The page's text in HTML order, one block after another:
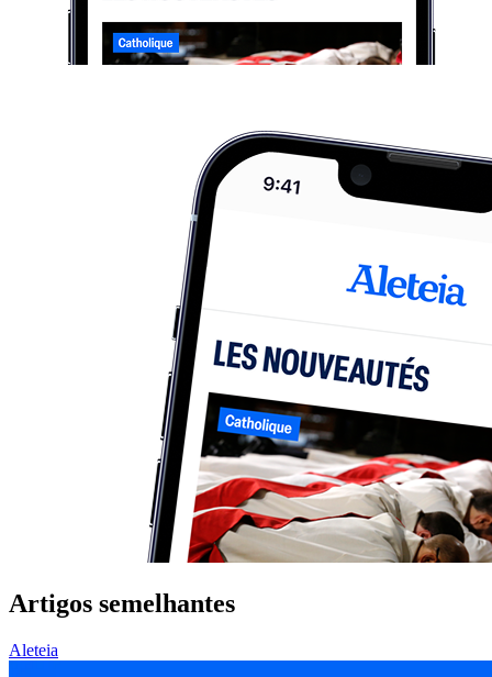
Artigos semelhantes
Aleteia